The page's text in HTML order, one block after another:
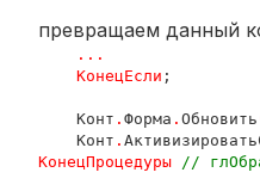
превращаем данный
. . .
    КонецЕсли
;
    Конт
. Форма . Обновить
    Конт
.
КонецПроцедуры
//